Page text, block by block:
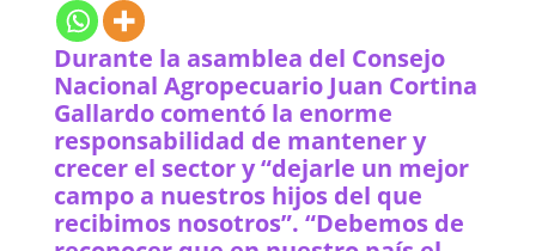
Durante la asamblea del Consejo
Nacional Agropecuario Juan Cortina
Gallardo comentó la enorme
responsabilidad de mantener y
crecer el sector y “dejarle un mejor
campo a nuestros hijos del que
recibimos nosotros”. “Debemos de